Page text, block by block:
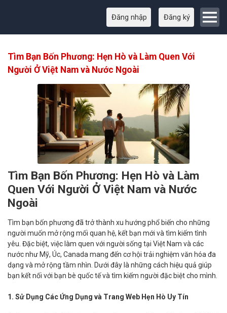
Đăng nhập Đăng ký
Tìm Bạn Bốn Phương: Hẹn Hò và Làm Quen Với
Người Ở Việt Nam và Nước Ngoài
Tìm Bạn Bốn Phương: Hẹn Hò và Làm
Quen Với Người Ở Việt Nam và Nước
Ngoài
Tìm bạn bốn phương đã trở thành xu hướng phổ biến cho những
người muốn mở rộng mối quan hệ, kết bạn mới và tìm kiếm tình
yêu. Đặc biệt, việc làm quen với người sống tại Việt Nam và các
nước như Mỹ, Úc, Canada mang đến cơ hội trải nghiệm văn hóa đa
dạng và mở rộng tầm nhìn. Dưới đây là những cách hiệu quả giúp
bạn kết nối với bạn bè quốc tế và tìm kiếm người đặc biệt cho mình.
1. Sử Dụng Các Ứng Dụng và Trang Web Hẹn Hò Uy Tín